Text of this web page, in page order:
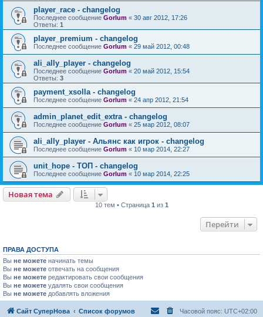
player_race - changelog
Последнее сообщение Gorlum « 30 авг 2012, 17:26
Ответы: 1
player_premium - changelog
Последнее сообщение Gorlum « 29 май 2012, 00:48
ali_ally_player - changelog
Последнее сообщение Gorlum « 20 май 2012, 15:54
Ответы: 3
payment_xsolla - changelog
Последнее сообщение Gorlum « 24 апр 2012, 21:54
admin_planet_edit_extra - changelog
Последнее сообщение Gorlum « 25 мар 2012, 08:07
ali_ally_player - Альянс как игрок - changelog
Последнее сообщение Gorlum « 10 мар 2014, 22:27
unit_hope - TOП - changelog
Последнее сообщение Gorlum « 10 мар 2014, 22:25
Новая тема
10 тем • Страница 1 из 1
Перейти
ПРАВА ДОСТУПА
Вы не можете начинать темы
Вы не можете отвечать на сообщения
Вы не можете редактировать свои сообщения
Вы не можете удалять свои сообщения
Вы не можете добавлять вложения
Сайт СуперНова Список форумов Часовой пояс: UTC+02:00